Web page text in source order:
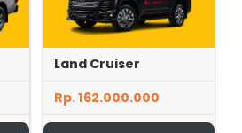
Land Cruiser
Rp. 162.000.000